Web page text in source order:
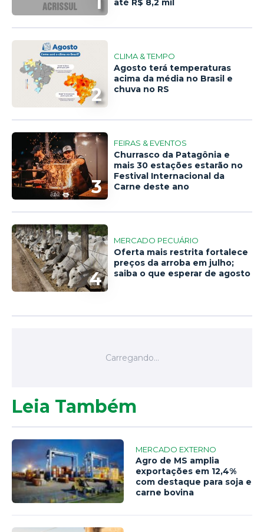
até R$ 8,2 mil
2
CLIMA & TEMPO
Agosto terá temperaturas
acima da média no Brasil e
chuva no RS
3
FEIRAS & EVENTOS
Churrasco da Patagônia e
mais 30 estações estarão no
Festival Internacional da
Carne deste ano
4
MERCADO PECUÁRIO
Oferta mais restrita fortalece
preços da arroba em julho;
saiba o que esperar de agosto
Leia Também
MERCADO EXTERNO
Agro de MS amplia
exportações em 12,4%
com destaque para soja e
carne bovina